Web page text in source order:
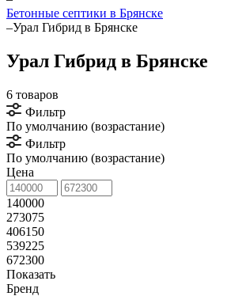
Бетонные септики в Брянске
–Урал Гибрид в Брянске
Урал Гибрид в Брянске
6 товаров
Фильтр
По умолчанию (возрастание)
Фильтр
По умолчанию (возрастание)
Цена
140000
273075
406150
539225
672300
Показать
Бренд